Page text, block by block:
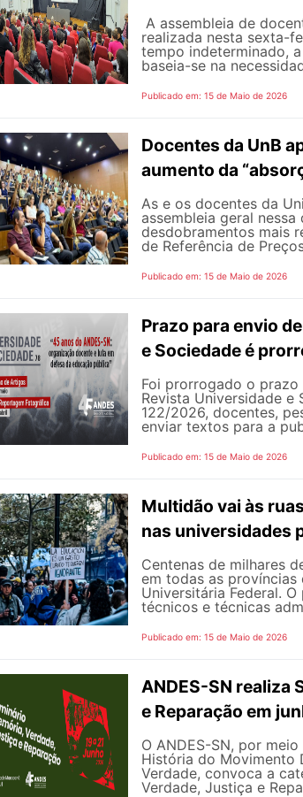
A assembleia de
realizada nesta sexta-
tempo indeterminado,
baseia-se na
Publicado em: 15 de Maio de 2026
Docentes da UnB
aumento da
As e os docentes da
assembleia geral
desdobramentos mais
de Referência de
Publicado em: 15 de Maio de 2026
Prazo para envio
e Sociedade é
Foi prorrogado o prazo
Revista Universidade e
122/2026, docentes,
enviar textos para a
Publicado em: 15 de Maio de 2026
Multidão vai às
nas universidades
Centenas de milhares
em todas as
Universitária Federal.
técnicos e técnicas
Publicado em: 15 de Maio de 2026
ANDES-SN realiza
e Reparação em
O ANDES-SN, por
História do Movimento
Verdade, convoca a
Verdade, Justiça e